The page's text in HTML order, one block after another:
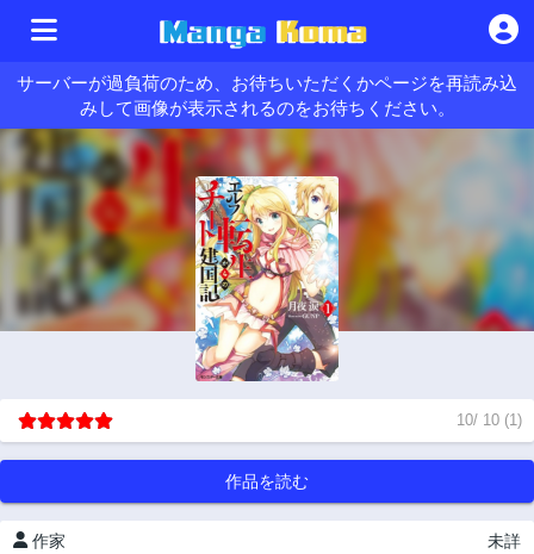
サーバーが過負荷のため、お待ちいただくかページを再読み込
みして画像が表示されるのをお待ちください。
10/ 10 (1)
作品を読む
作家 未詳